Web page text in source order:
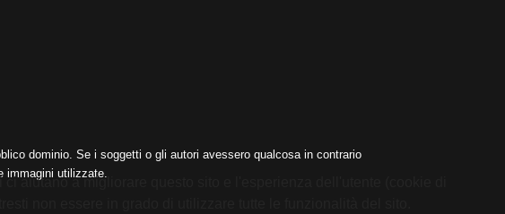
dominio. Se i soggetti o gli autori avessero qualcosa in contrario
immagini utilizzate.
aiutano a migliorare questo sito e l'esperienza dell'utente (cookie di